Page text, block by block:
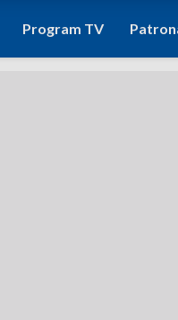
Program TV